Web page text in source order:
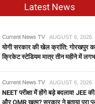
Latest News
Current News TV AUGUST 6, 2026
योगी सरकार की खेल क्रांति: गोरखपुर
क्रिकेट स्टेडियम मात्र तीन महीने में
Current News TV AUGUST 6, 2026
NEET परीक्षा में होंगे बड़े बदलाव! JEE